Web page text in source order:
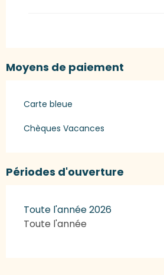
Moyens de paiement
Carte bleue
Chèques Vacances
Périodes d'ouverture
Toute l'année 2026
Toute l'année